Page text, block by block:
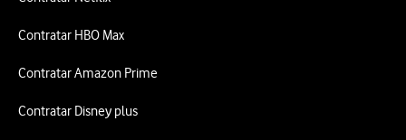
Contratar HBO Max
Contratar Amazon Prime
Contratar Disney plus